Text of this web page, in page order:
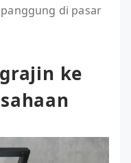
di pasar
ke